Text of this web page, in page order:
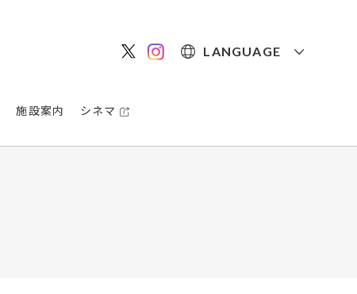
LANGUAGE
施設案内 シネマ